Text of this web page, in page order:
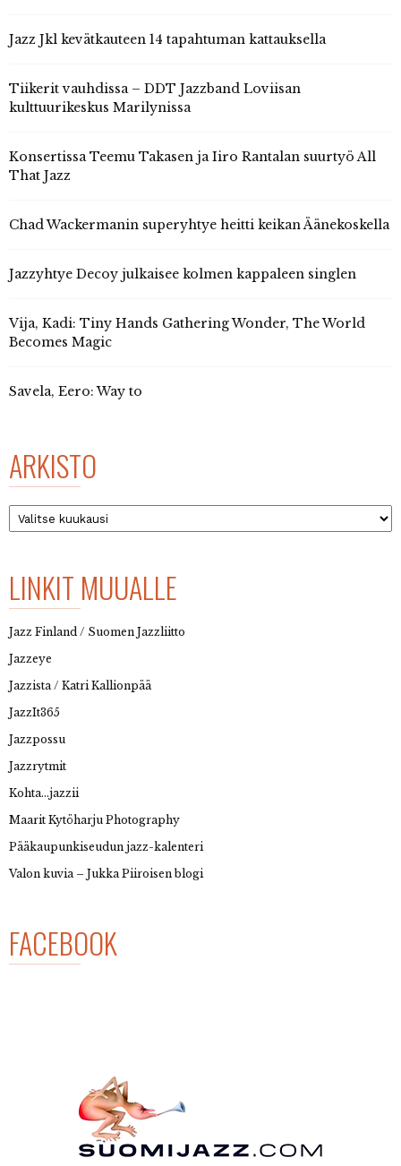
Jazz Jkl kevätkauteen 14 tapahtuman kattauksella
Tiikerit vauhdissa – DDT Jazzband Loviisan
kulttuurikeskus Marilynissa
Konsertissa Teemu Takasen ja Iiro Rantalan suurtyö All
That Jazz
Chad Wackermanin superyhtye heitti keikan Äänekoskella
Jazzyhtye Decoy julkaisee kolmen kappaleen singlen
Vija, Kadi: Tiny Hands Gathering Wonder, The World
Becomes Magic
Savela, Eero: Way to
ARKISTO
Arkisto
LINKIT MUUALLE
Jazz Finland / Suomen Jazzliitto
Jazzeye
Jazzista / Katri Kallionpää
JazzIt365
Jazzpossu
Jazzrytmit
Kohta…jazzii
Maarit Kytöharju Photography
Pääkaupunkiseudun jazz-kalenteri
Valon kuvia – Jukka Piiroisen blogi
FACEBOOK